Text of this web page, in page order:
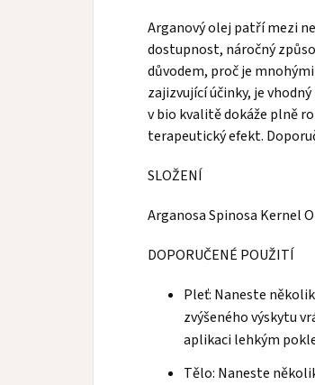
Arganový olej patří mezi
dostupnost, náročný
důvodem, proč je
zajizvující účinky, je
v bio kvalitě dokáže plně
terapeutický efekt.
SLOŽENÍ
Arganosa Spinosa Kernel
DOPORUČENÉ POUŽITÍ
Pleť: Naneste
zvýšeného výskytu
aplikaci lehkým
Tělo: Naneste